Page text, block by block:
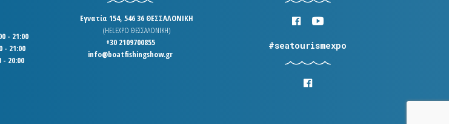
- 21:00
- 21:00
20:00
Εγνατία 154, 546 36 ΘΕΣΣΑΛΟΝΙΚΗ
(HELEXPO ΘΕΣΣΑΛΟΝΙΚΗ)
+30 2109700855
info@boatfishingshow.gr
#seatourismexpo